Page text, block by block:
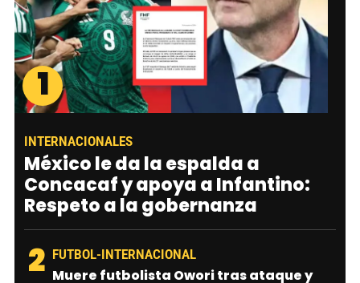
1
INTERNACIONALES
México le da la espalda a
Concacaf y apoya a Infantino:
Respeto a la gobernanza
2 FUTBOL-INTERNACIONAL
Muere futbolista Owori tras ataque y